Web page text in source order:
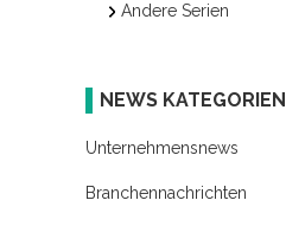
Andere Serien
NEWS KATEGORIEN
Unternehmensnews
Branchennachrichten